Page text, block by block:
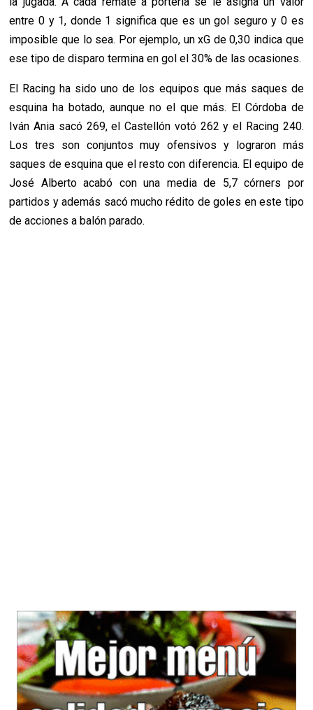
entre 0 y 1, donde 1 significa que es un gol seguro y 0 es
imposible que lo sea. Por ejemplo, un xG de 0,30 indica que
ese tipo de disparo termina en gol el 30% de las ocasiones.
El Racing ha sido uno de los equipos que más saques de
esquina ha botado, aunque no el que más. El Córdoba de
Iván Ania sacó 269, el Castellón votó 262 y el Racing 240.
Los tres son conjuntos muy ofensivos y lograron más
saques de esquina que el resto con diferencia. El equipo de
José Alberto acabó con una media de 5,7 córners por
partidos y además sacó mucho rédito de goles en este tipo
de acciones a balón parado.